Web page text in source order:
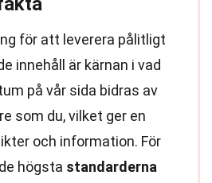
för att leverera pålitligt
innehåll är kärnan i vad
på vår sida bidras av
som du, vilket ger en
och information. För
högsta standarderna